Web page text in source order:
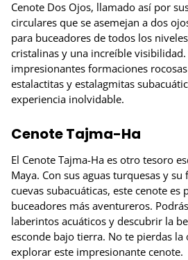
Cenote Dos Ojos, llamado así por
circulares que se asemejan a dos
para buceadores de todos los
cristalinas y una increíble
impresionantes formaciones
estalactitas y estalagmitas
experiencia inolvidable.
Cenote Tajma-Ha
El Cenote Tajma-Ha es otro tesoro
Maya. Con sus aguas turquesas y
cuevas subacuáticas, este cenote es
buceadores más aventureros.
laberintos acuáticos y descubrir la
esconde bajo tierra. No te pierdas
explorar este impresionante cenote.